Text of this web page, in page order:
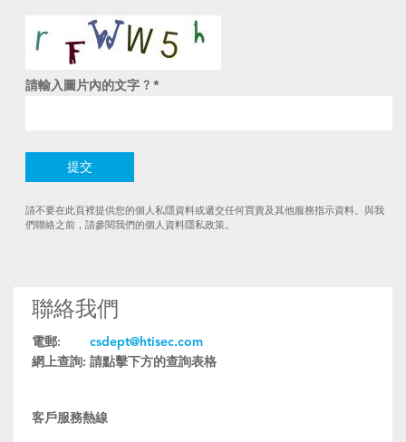
請輸入圖片內的文字 ? *
請不要在此頁裡提供您的個人私隱資料或遞交任何買賣及其他服務指示資料。與我
們聯絡之前，請參閱我們的個人資料隱私政策。
聯絡我們
電郵:
csdept@htisec.com
網上查詢: 請點擊下方的查詢表格
客戶服務熱線